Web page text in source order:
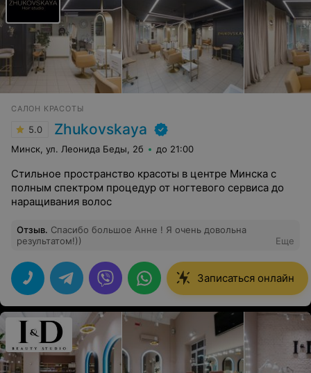
САЛОН КРАСОТЫ
5.0 Zhukovskaya
Минск, ул. Леонида Беды, 2б до 21:00
Стильное пространство красоты в центре Минска с
полным спектром процедур от ногтевого сервиса до
наращивания волос
Отзыв. Спасибо большое Анне ! Я очень довольна
результатом!))
Еще
Записаться онлайн